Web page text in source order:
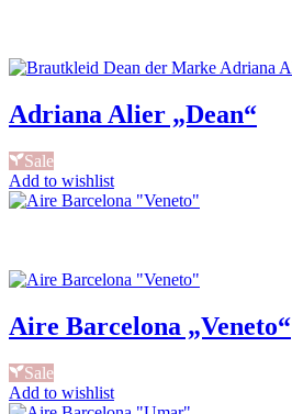
Adriana Alier „Dean“
Sale
Add to wishlist
Aire Barcelona „Veneto“
Sale
Add to wishlist